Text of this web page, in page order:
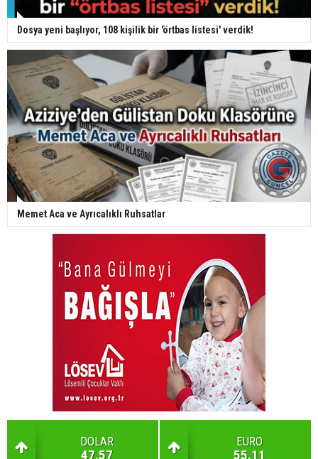
Dosya yeni başlıyor, 108 kişilik bir 'örtbas listesi' verdik!
Memet Aca ve Ayrıcalıklı Ruhsatlar
DOLAR
47.57
EURO
55.11